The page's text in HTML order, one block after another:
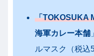
「TOKOSUKA
海軍カレー本舗
ルマスク（税込